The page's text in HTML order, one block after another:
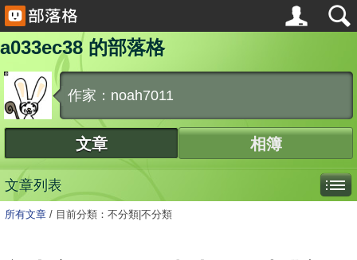
a033ec38 的部落格
作家：noah7011
文章 相簿
文章列表
所有文章 / 目前分類：不分類|不分類